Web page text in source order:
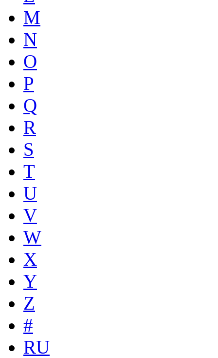
M
N
O
P
Q
R
S
T
U
V
W
X
Y
Z
#
RU